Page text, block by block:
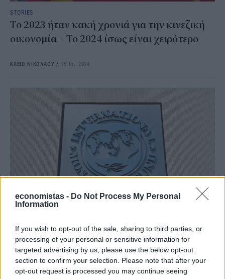
economistas - Do Not Process My Personal
Information
If you wish to opt-out of the sale, sharing to third parties, or
processing of your personal or sensitive information for
targeted advertising by us, please use the below opt-out
section to confirm your selection. Please note that after your
opt-out request is processed you may continue seeing
STORIES
Το 2023 ήταν κακή χρονιά για την κινεζική
οικονομία – Το 2024 ίσως είναι χειρότερο
ΚΛΕΙΩ ΝΙΚΟΛΑΟΥ / 15 Ιαν 2024
ΔΝΤ: Ανάπτυξη 2,5% φέτος και 2% το 2024 –
Απαραίτητες οι μεταρρυθμίσεις για την
οικονομική εξυγίανση